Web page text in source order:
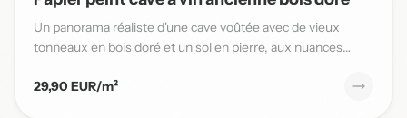
Un panorama réaliste d'une cave voûtée avec de vieux
tonneaux en bois doré et un sol en pierre, aux nuances
29,90 EUR/m²